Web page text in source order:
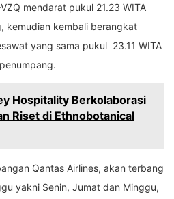
mendarat pukul 21.23 WITA
kemudian kembali berangkat
yang sama pukul 23.11 WITA
Hospitality Berkolaborasi
Riset di Ethnobotanical
Qantas Airlines, akan terbang
yakni Senin, Jumat dan Minggu,